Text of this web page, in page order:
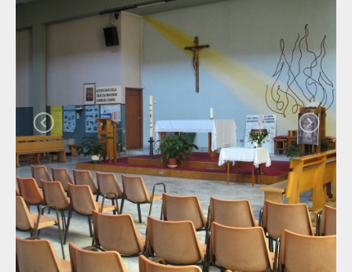
ACCUEIL
BÉNÉVOLES
PRESS